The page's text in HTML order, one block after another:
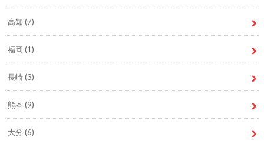
高知 (7)
福岡 (1)
長崎(3)
熊本 (9)
大分 (6)